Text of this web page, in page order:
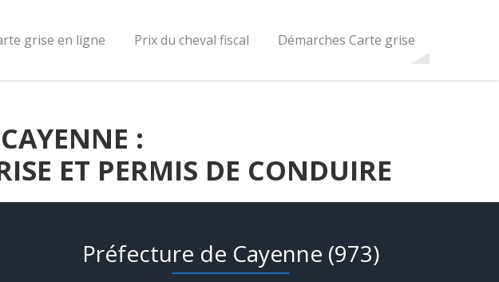
grise en ligne Prix du cheval fiscal Démarches Carte grise
:
ET PERMIS DE CONDUIRE
Préfecture de Cayenne (973)